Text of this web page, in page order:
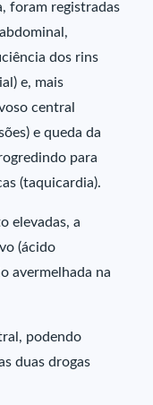
foram registradas
dos rins
e, mais
central
e queda da
para
(taquicardia).
elevadas, a
(ácido
avermelhada na
podendo
duas drogas